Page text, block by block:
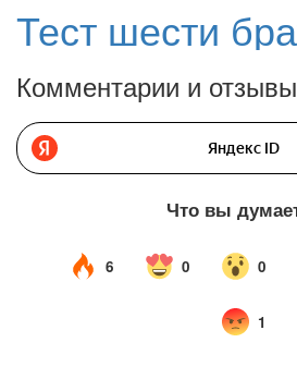
Комментарии и отзывы